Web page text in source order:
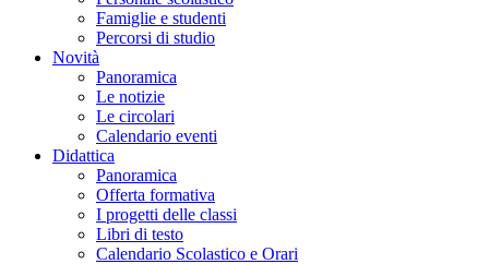
Famiglie e studenti
Percorsi di studio
Novità
Panoramica
Le notizie
Le circolari
Calendario eventi
Didattica
Panoramica
Offerta formativa
I progetti delle classi
Libri di testo
Calendario Scolastico e Orari